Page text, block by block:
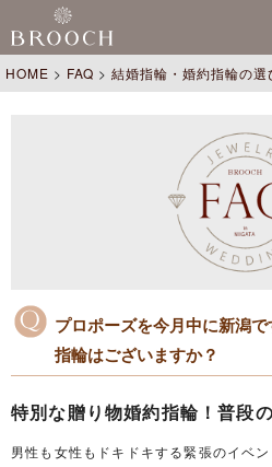
HOME > FAQ >結婚指輪・婚約指輪の選
プロポーズを今月中に新潟
指輪はございますか？
特別な贈り物婚約指輪！普段
男性も女性もドキドキする緊張のイベ